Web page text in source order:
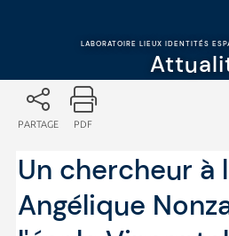
LABORATOIRE LIEUX IDENTITÉS
PARTAGE PDF
Un chercheur à
Angélique